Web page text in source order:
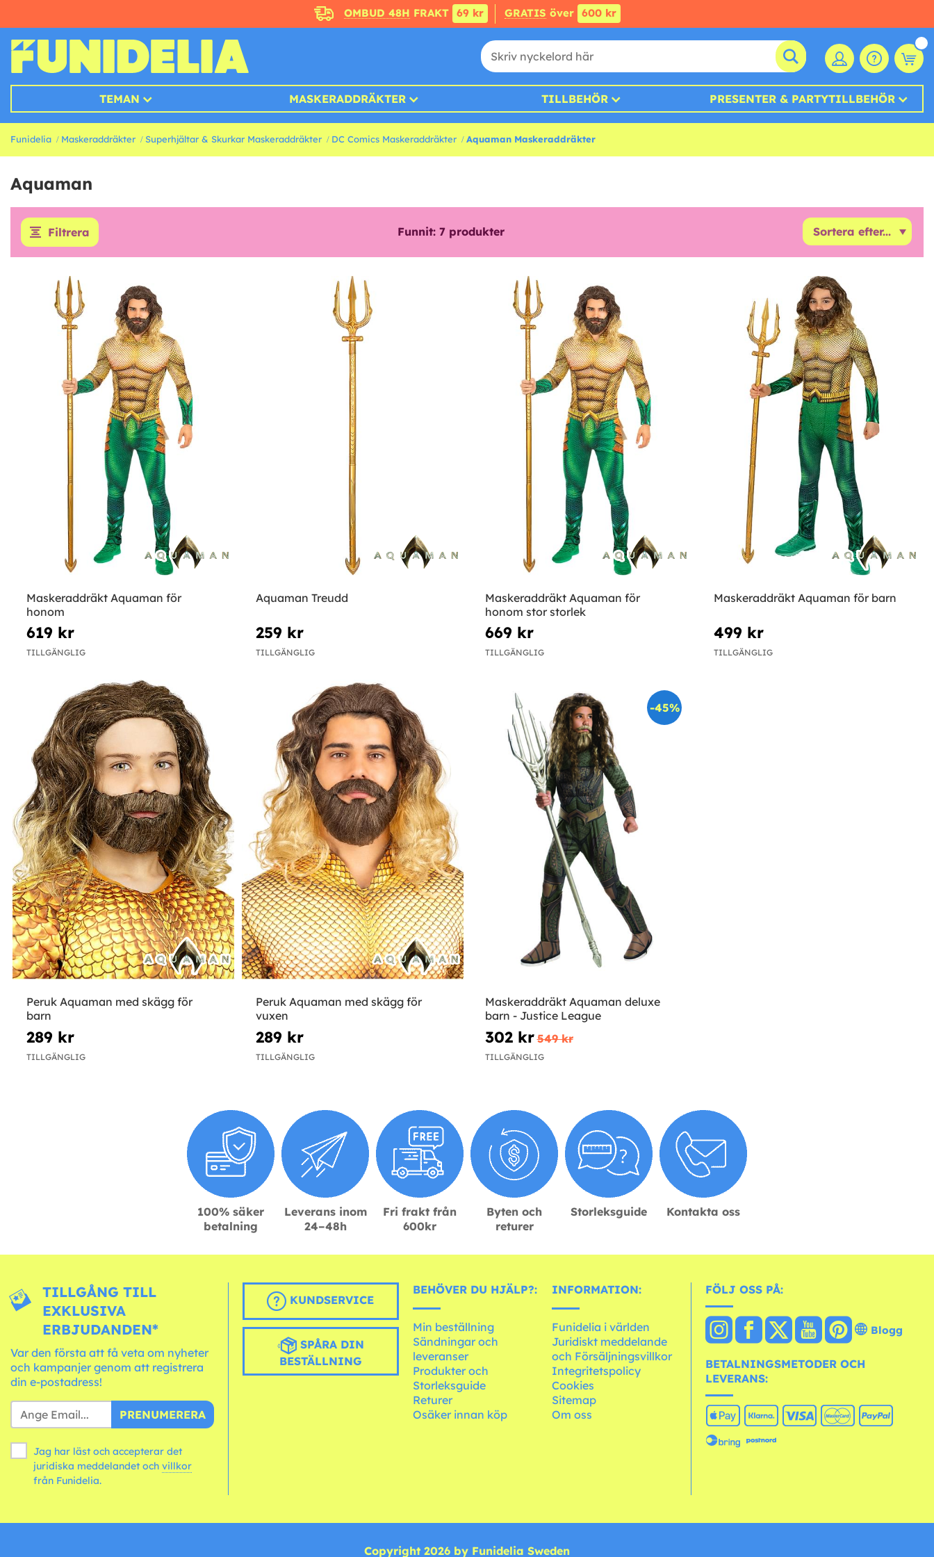
OMBUD 48H FRAKT 69 kr GRATIS över 600 kr
TEMAN MASKERADDRÄKTER TILLBEHÖR PRESENTER & PARTYTILLBEHÖR
Funidelia Maskeraddräkter Superhjältar & Skurkar Maskeraddräkter DC Comics Maskeraddräkter Aquaman Maskeraddräkter
Aquaman
Filtrera Funnit: 7produkter
Maskeraddräkt Aquaman för
honom
619 kr
TILLGÄNGLIG
Aquaman Treudd
259 kr
TILLGÄNGLIG
Maskeraddräkt Aquaman för
honom stor storlek
669 kr
TILLGÄNGLIG
Maskeraddräkt Aquaman för barn
499 kr
TILLGÄNGLIG
Peruk Aquaman med skägg för
barn
289 kr
TILLGÄNGLIG
Peruk Aquaman med skägg för
vuxen
289 kr
TILLGÄNGLIG
-45%
Maskeraddräkt Aquaman deluxe
barn - Justice League
302 kr 549 kr
TILLGÄNGLIG
100% säker
betalning
Leverans inom
24–48h
Fri frakt från
600kr
Byten och
returer
Storleksguide Kontakta oss
TILLGÅNG TILL
EXKLUSIVA
ERBJUDANDEN*
Var den första att få veta om nyheter
och kampanjer genom att registrera
din e-postadress!
PRENUMERERA
Jag har läst och accepterar det
juridiska meddelandet och villkor
från Funidelia.
KUNDSERVICE
SPÅRA DIN
BESTÄLLNING
BEHÖVER DU HJÄLP?:
Min beställning
Sändningar och
leveranser
Produkter och
Storleksguide
Returer
Osäker innan köp
INFORMATION:
Funidelia i världen
Juridiskt meddelande
och Försäljningsvillkor
Integritetspolicy
Cookies
Sitemap
Om oss
FÖLJ OSS PÅ:
Blogg
BETALNINGSMETODER OCH
LEVERANS:
Copyright 2026 by Funidelia Sweden